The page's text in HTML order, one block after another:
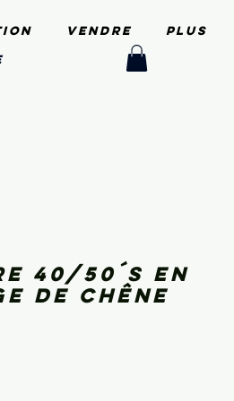
Vendre
PLUS
40/50´s en
de chêne